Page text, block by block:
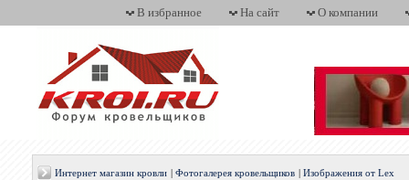
В избранное На сайт О компании
Интернет магазин кровли Фотогалерея кровельщиков Изображения от Lex